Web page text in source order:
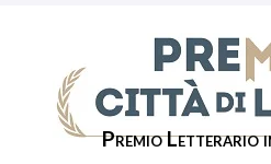
Premio Letterario